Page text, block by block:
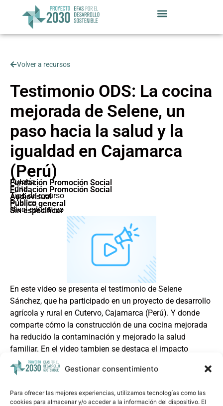
Gestionar consentimiento
Para ofrecer las mejores experiencias, utilizamos tecnologías como las
cookies para almacenar y/o acceder a la información del dispositivo. El
Volver a recursos
Testimonio ODS: La cocina
mejorada de Selene, un
paso hacia la salud y la
igualdad en Cajamarca
(Perú)
Autoría
Fundación Promoción Social
Edita
Fundación Promoción Social
Tipo de recurso
Audiovisual
Público
Público general
Nivel educativo
Sin especificar
En este video se presenta el testimonio de Selene
Sánchez, que ha participado en un proyecto de desarrollo
agrícola y rural en Cutervo, Cajamarca (Perú). Y donde
comparte cómo la construcción de una cocina mejorada
ha reducido la contaminación y mejorado la salud
familiar. En el video tambien se destaca el impacto
positivo que tienen las tecnologías sostenibles en la vida
cotidiana de las comunidades rurales.
Ver recurso enlazado